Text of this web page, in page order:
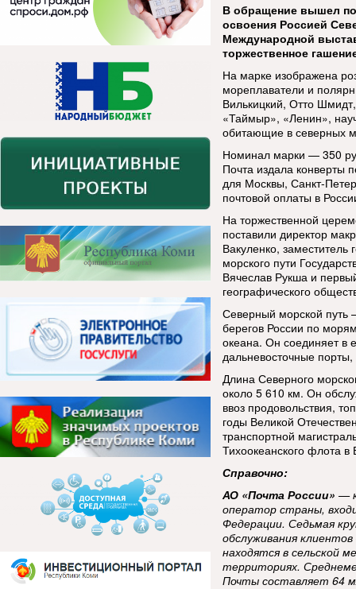
В обращение вышел
освоения Россией
Международной
торжественное
На марке изображена
мореплаватели и
Вилькицкий, Отто
«Таймыр», «Ленин»,
обитающие в северных
Номинал марки — 350
Почта издала конверты
для Москвы, Санкт-
почтовой оплаты в
На торжественной
поставили директор
Вакуленко,
морского пути
Вячеслав Рукша и
географического
Северный морской путь
берегов России по
океана. Он соединяет в
дальневосточные порты,
Длина Северного
около 5 610 км. Он
ввоз продовольствия,
годы Великой
транспортной
Тихоокеанского флота
Справочно:
АО «Почта России» —
оператор страны,
Федерации. Седьмая
обслуживания
находятся в сельской
территориях.
Почты составляет 64